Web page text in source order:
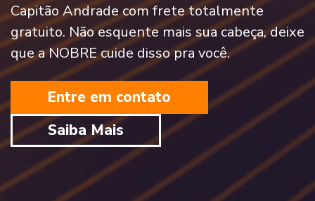
Capitão Andrade com frete totalmente
gratuito. Não esquente mais sua cabeça, deixe
que a NOBRE cuide disso pra você.
Entre em contato
Saiba Mais